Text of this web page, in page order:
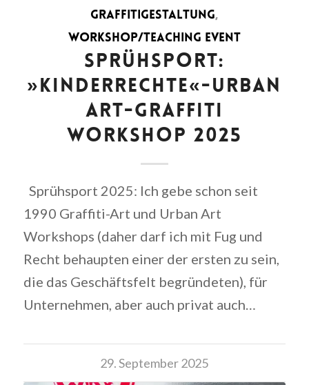
GRAFFITIGESTALTUNG,
WORKSHOP/TEACHING EVENT
SPRÜHSPORT:
»KINDERRECHTE«-URBAN
ART-GRAFFITI
WORKSHOP 2025
Sprühsport 2025: Ich gebe schon seit
1990 Graffiti-Art und Urban Art
Workshops (daher darf ich mit Fug und
Recht behaupten einer der ersten zu sein,
die das Geschäftsfelt begründeten), für
Unternehmen, aber auch privat auch…
29. September 2025